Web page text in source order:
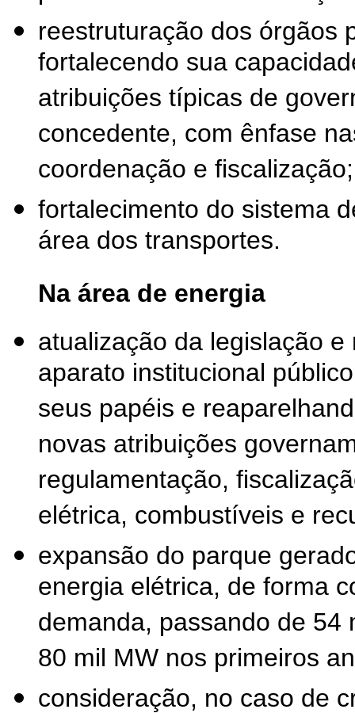
reestruturação dos órgãos
fortalecendo sua
atribuições típicas de
concedente, com ênfase
coordenação e fiscalização;
fortalecimento do sistema
área dos transportes.
Na área de energia
atualização da legislação
aparato institucional
seus papéis e
novas atribuições
regulamentação,
elétrica, combustíveis e
expansão do parque
energia elétrica, de forma
demanda, passando de
80 mil MW nos primeiros
consideração, no caso de